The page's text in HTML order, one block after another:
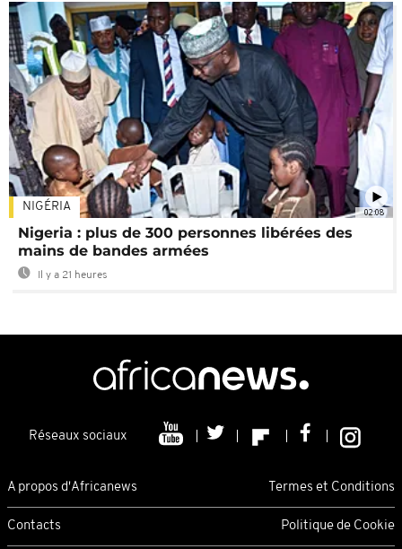
02:08
NIGÉRIA
Nigeria : plus de 300 personnes libérées des
mains de bandes armées
Il y a 21 heures
Réseaux sociaux
A propos d'Africanews Termes et Conditions
Contacts Politique de Cookie